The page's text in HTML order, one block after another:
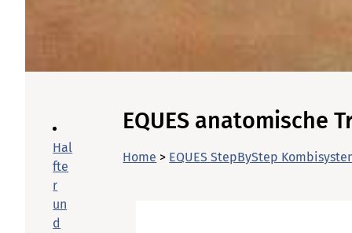
Hal
fte
r
un
d
EQUES anatomische
Home > EQUES StepByStep